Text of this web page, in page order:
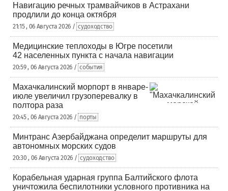
Навигацию речных трамвайчиков в Астрахани
продлили до конца октября
21:15 , 06 Августа 2026 / судоходство
Медицинские теплоходы в Югре посетили
42 населенных пункта с начала навигации
20:59 , 06 Августа 2026 / события
Махачкалинский морпорт в январе-
июле увеличил грузоперевалку в
полтора раза
20:45 , 06 Августа 2026 / порты
Минтранс Азербайджана определит маршруты для
автономных морских судов
20:30 , 06 Августа 2026 / судоходство
Корабельная ударная группа Балтийского флота
уничтожила беспилотники условного противника на